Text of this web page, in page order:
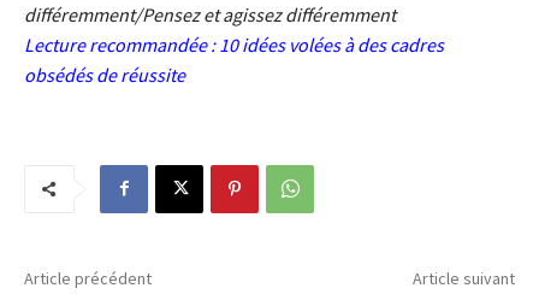
différemment/Pensez et agissez différemment
Lecture recommandée : 10 idées volées à des cadres
obsédés de réussite
Article précédent Article suivant